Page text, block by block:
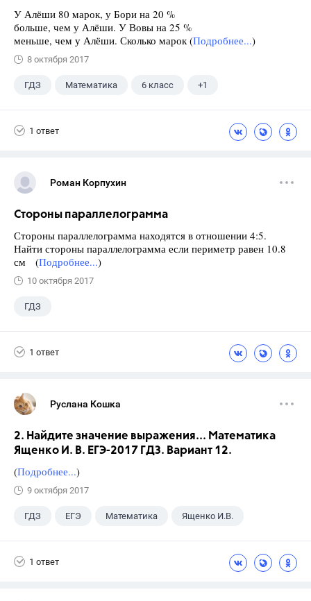
У Алёши 80 марок, у Бори на 20 %
больше, чем у Алёши. У Вовы на 25 %
меньше, чем у Алёши. Сколько марок (Подробнее...)
8 октября 2017
ГДЗ Математика 6 класс +1
1 ответ
Роман Корпухин
Стороны параллелограмма
Стороны параллелограмма находятся в отношении 4:5.
Найти стороны параллелограмма если периметр равен 10.8
см (Подробнее...)
10 октября 2017
ГДЗ
1 ответ
Руслана Кошка
2. Найдите значение выражения... Математика
Ященко И. В. ЕГЭ-2017 ГДЗ. Вариант 12.
(Подробнее...)
9 октября 2017
ГДЗ ЕГЭ Математика Ященко И.В.
1 ответ